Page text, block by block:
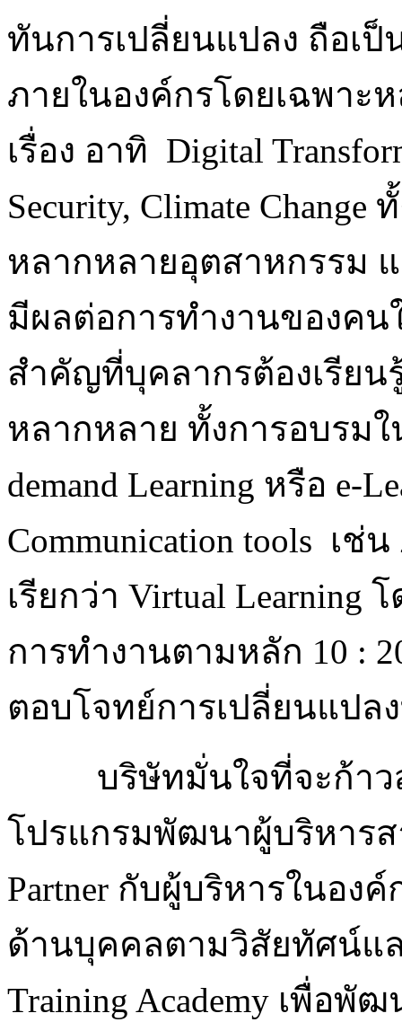
ทันการเปลี่ยนแปลง ถือเ
ภายในองค์กรโดยเฉพาะ
เรื่อง อาทิ Digital
Security, Climate
หลากหลายอุตสาหกรรม แ
มีผลต่อการทำงานของคน
สำคัญที่บุคลากรต้องเรียน
หลากหลาย ทั้งการอบรม
demand Learning หรือ e-
Communication tools เช่
เรียกว่า Virtual Learning
การทำงานตามหลัก 10 :
ตอบโจทย์การเปลี่ยนแปล
บริษัทมั่นใจที่จะก้า
โปรแกรมพัฒนาผู้บริหารส
Partner กับผู้บริหารในอง
ด้านบุคคลตามวิสัยทัศน์แ
Training Academy เพื่อ